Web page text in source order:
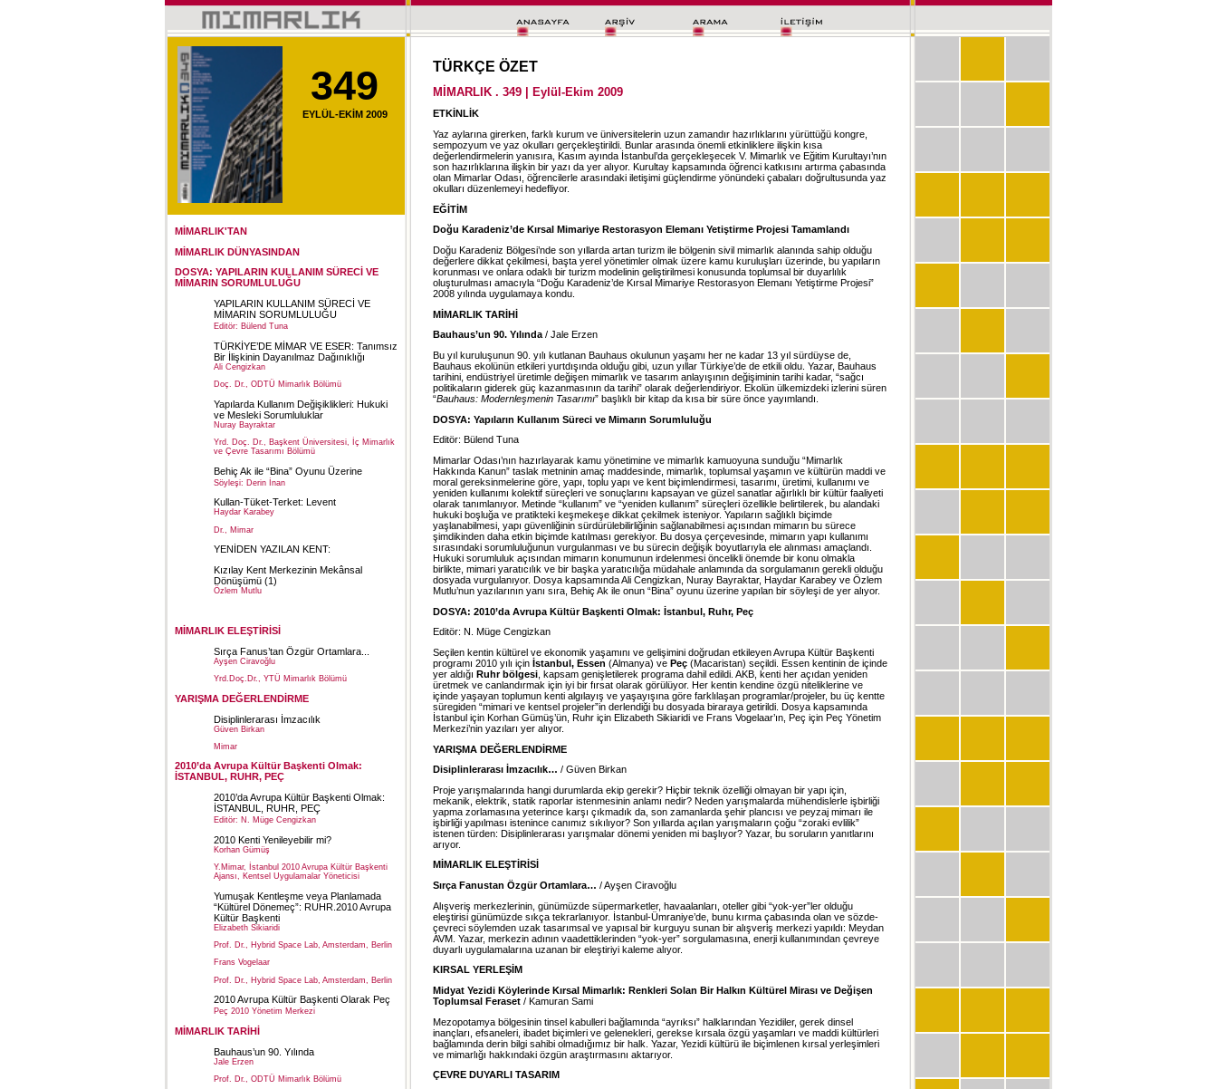
349
EYLÜL-EKİM 2009
MİMARLIK'TAN
MİMARLIK DÜNYASINDAN
DOSYA: YAPILARIN KULLANIM SÜRECİ VE
MİMARIN SORUMLULUĞU
YAPILARIN KULLANIM SÜRECİ VE
MİMARIN SORUMLULUĞU
Editör: Bülend Tuna
TÜRKİYE’DE MİMAR VE ESER: Tanımsız
Bir İlişkinin Dayanılmaz Dağınıklığı
Ali Cengizkan
Doç. Dr., ODTÜ Mimarlık Bölümü
Yapılarda Kullanım Değişiklikleri: Hukuki
ve Mesleki Sorumluluklar
Nuray Bayraktar
Yrd. Doç. Dr., Başkent Üniversitesi, İç Mimarlık
ve Çevre Tasarımı Bölümü
Behiç Ak ile “Bina” Oyunu Üzerine
Söyleşi: Derin İnan
Kullan-Tüket-Terket: Levent
Haydar Karabey
Dr., Mimar
YENİDEN YAZILAN KENT:
Kızılay Kent Merkezinin Mekânsal
Dönüşümü (1)
Özlem Mutlu
MİMARLIK ELEŞTİRİSİ
Sırça Fanus’tan Özgür Ortamlara...
Ayşen Ciravoğlu
Yrd.Doç.Dr., YTÜ Mimarlık Bölümü
YARIŞMA DEĞERLENDİRME
Disiplinlerarası İmzacılık
Güven Birkan
Mimar
2010’da Avrupa Kültür Başkenti Olmak:
İSTANBUL, RUHR, PEÇ
2010’da Avrupa Kültür Başkenti Olmak:
İSTANBUL, RUHR, PEÇ
Editör: N. Müge Cengizkan
2010 Kenti Yenileyebilir mi?
Korhan Gümüş
Y.Mimar, İstanbul 2010 Avrupa Kültür Başkenti
Ajansı, Kentsel Uygulamalar Yöneticisi
Yumuşak Kentleşme veya Planlamada
“Kültürel Dönemeç”: RUHR.2010 Avrupa
Kültür Başkenti
Elizabeth Sikiaridi
Prof. Dr., Hybrid Space Lab, Amsterdam, Berlin
Frans Vogelaar
Prof. Dr., Hybrid Space Lab, Amsterdam, Berlin
2010 Avrupa Kültür Başkenti Olarak Peç
Peç 2010 Yönetim Merkezi
MİMARLIK TARİHİ
Bauhaus’un 90. Yılında
Jale Erzen
Prof. Dr., ODTÜ Mimarlık Bölümü
TÜRKÇE ÖZET
MİMARLIK . 349 | Eylül-Ekim 2009
ETKİNLİK
Yaz aylarına girerken, farklı kurum ve üniversitelerin uzun zamandır hazırlıklarını yürüttüğü kongre,
sempozyum ve yaz okulları gerçekleştirildi. Bunlar arasında önemli etkinliklere ilişkin kısa
değerlendirmelerin yanısıra, Kasım ayında İstanbul’da gerçekleşecek V. Mimarlık ve Eğitim Kurultayı’nın
son hazırlıklarına ilişkin bir yazı da yer alıyor. Kurultay kapsamında öğrenci katkısını artırma çabasında
olan Mimarlar Odası, öğrencilerle arasındaki iletişimi güçlendirme yönündeki çabaları doğrultusunda yaz
okulları düzenlemeyi hedefliyor.
EĞİTİM
Doğu Karadeniz’de Kırsal Mimariye Restorasyon Elemanı Yetiştirme Projesi Tamamlandı
Doğu Karadeniz Bölgesi’nde son yıllarda artan turizm ile bölgenin sivil mimarlık alanında sahip olduğu
değerlere dikkat çekilmesi, başta yerel yönetimler olmak üzere kamu kuruluşları üzerinde, bu yapıların
korunması ve onlara odaklı bir turizm modelinin geliştirilmesi konusunda toplumsal bir duyarlılık
oluşturulması amacıyla “Doğu Karadeniz’de Kırsal Mimariye Restorasyon Elemanı Yetiştirme Projesi”
2008 yılında uygulamaya kondu.
MİMARLIK TARİHİ
Bauhaus’un 90. Yılında / Jale Erzen
Bu yıl kuruluşunun 90. yılı kutlanan Bauhaus okulunun yaşamı her ne kadar 13 yıl sürdüyse de,
Bauhaus ekolünün etkileri yurtdışında olduğu gibi, uzun yıllar Türkiye’de de etkili oldu. Yazar, Bauhaus
tarihini, endüstriyel üretimle değişen mimarlık ve tasarım anlayışının değişiminin tarihi kadar, “sağcı
politikaların giderek güç kazanmasının da tarihi” olarak değerlendiriyor. Ekolün ülkemizdeki izlerini süren
“Bauhaus: Modernleşmenin Tasarımı” başlıklı bir kitap da kısa bir süre önce yayımlandı.
DOSYA: Yapıların Kullanım Süreci ve Mimarın Sorumluluğu
Editör: Bülend Tuna
Mimarlar Odası’nın hazırlayarak kamu yönetimine ve mimarlık kamuoyuna sunduğu “Mimarlık
Hakkında Kanun” taslak metninin amaç maddesinde, mimarlık, toplumsal yaşamın ve kültürün maddi ve
moral gereksinmelerine göre, yapı, toplu yapı ve kent biçimlendirmesi, tasarımı, üretimi, kullanımı ve
yeniden kullanımı kolektif süreçleri ve sonuçlarını kapsayan ve güzel sanatlar ağırlıklı bir kültür faaliyeti
olarak tanımlanıyor. Metinde “kullanım” ve “yeniden kullanım” süreçleri özellikle belirtilerek, bu alandaki
hukuki boşluğa ve pratikteki keşmekeşe dikkat çekilmek isteniyor. Yapıların sağlıklı biçimde
yaşlanabilmesi, yapı güvenliğinin sürdürülebilirliğinin sağlanabilmesi açısından mimarın bu sürece
şimdikinden daha etkin biçimde katılması gerekiyor. Bu dosya çerçevesinde, mimarın yapı kullanımı
sırasındaki sorumluluğunun vurgulanması ve bu sürecin değişik boyutlarıyla ele alınması amaçlandı.
Hukuki sorumluluk açısından mimarın konumunun irdelenmesi öncelikli önemde bir konu olmakla
birlikte, mimari yaratıcılık ve bir başka yaratıcılığa müdahale anlamında da sorgulamanın gerekli olduğu
dosyada vurgulanıyor. Dosya kapsamında Ali Cengizkan, Nuray Bayraktar, Haydar Karabey ve Özlem
Mutlu’nun yazılarının yanı sıra, Behiç Ak ile onun “Bina” oyunu üzerine yapılan bir söyleşi de yer alıyor.
DOSYA: 2010’da Avrupa Kültür Başkenti Olmak: İstanbul, Ruhr, Peç
Editör: N. Müge Cengizkan
Seçilen kentin kültürel ve ekonomik yaşamını ve gelişimini doğrudan etkileyen Avrupa Kültür Başkenti
programı 2010 yılı için İstanbul, Essen (Almanya) ve Peç (Macaristan) seçildi. Essen kentinin de içinde
yer aldığı Ruhr bölgesi , kapsam genişletilerek programa dahil edildi. AKB, kenti her açıdan yeniden
üretmek ve canlandırmak için iyi bir fırsat olarak görülüyor. Her kentin kendine özgü niteliklerine ve
içinde yaşayan toplumun kenti algılayış ve yaşayışına göre farklılaşan programlar/projeler, bu üç kentte
süregiden “mimari ve kentsel projeler”in derlendiği bu dosyada biraraya getirildi. Dosya kapsamında
İstanbul için Korhan Gümüş’ün, Ruhr için Elizabeth Sikiaridi ve Frans Vogelaar’ın, Peç için Peç Yönetim
Merkezi’nin yazıları yer alıyor.
YARIŞMA DEĞERLENDİRME
Disiplinlerarası İmzacılık… / Güven Birkan
Proje yarışmalarında hangi durumlarda ekip gerekir? Hiçbir teknik özelliği olmayan bir yapı için,
mekanik, elektrik, statik raporlar istenmesinin anlamı nedir? Neden yarışmalarda mühendislerle işbirliği
yapma zorlamasına yeterince karşı çıkmadık da, son zamanlarda şehir plancısı ve peyzaj mimarı ile
işbirliği yapılması istenince canımız sıkılıyor? Son yıllarda açılan yarışmaların çoğu “zoraki evlilik”
istenen türden: Disiplinlerarası yarışmalar dönemi yeniden mi başlıyor? Yazar, bu soruların yanıtlarını
arıyor.
MİMARLIK ELEŞTİRİSİ
Sırça Fanustan Özgür Ortamlara… / Ayşen Ciravoğlu
Alışveriş merkezlerinin, günümüzde süpermarketler, havaalanları, oteller gibi “yok-yer”ler olduğu
eleştirisi günümüzde sıkça tekrarlanıyor. İstanbul-Ümraniye’de, bunu kırma çabasında olan ve sözde-
çevreci söylemden uzak tasarımsal ve yapısal bir kurguyu sunan bir alışveriş merkezi yapıldı: Meydan
AVM. Yazar, merkezin adının vaadettiklerinden “yok-yer” sorgulamasına, enerji kullanımından çevreye
duyarlı uygulamalarına uzanan bir eleştiriyi kaleme alıyor.
KIRSAL YERLEŞİM
Midyat Yezidi Köylerinde Kırsal Mimarlık: Renkleri Solan Bir Halkın Kültürel Mirası ve Değişen
Toplumsal Feraset / Kamuran Sami
Mezopotamya bölgesinin tinsel kabulleri bağlamında “ayrıksı” halklarından Yezidiler, gerek dinsel
inançları, efsaneleri, ibadet biçimleri ve gelenekleri, gerekse kırsala özgü yaşamları ve maddi kültürleri
bağlamında derin bilgi sahibi olmadığımız bir halk. Yazar, Yezidi kültürü ile biçimlenen kırsal yerleşimleri
ve mimarlığı hakkındaki özgün araştırmasını aktarıyor.
ÇEVRE DUYARLI TASARIM